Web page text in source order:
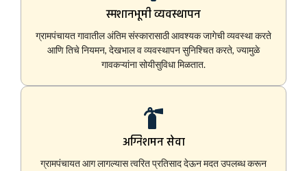
स्मशानभूमी व्यवस्थापन
ग्रामपंचायत गावातील अंतिम संस्कारासाठी आवश्यक जागेची व्यवस्था करते
आणि तिचे नियमन, देखभाल व व्यवस्थापन सुनिश्चित करते, ज्यामुळे
गावकऱ्यांना सोयीसुविधा मिळतात.
अग्निशमन सेवा
ग्रामपंचायत आग लागल्यास त्वरित प्रतिसाद देऊन मदत उपलब्ध करून